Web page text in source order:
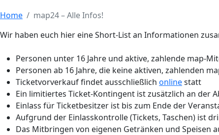
Home
map24 – Alle Infos!
Wir haben euch hier eine Short-List an Informationen
Personen unter 16 Jahre und aktive, zahlende map-
Personen ab 16 Jahre, die keine aktiven, zahlenden
Ticketvorverkauf findet ausschließlich onlinestatt
Ein limitiertes Ticket-Kontingent ist zusätzlich an der
Einlass für Ticketbesitzer ist bis zum Ende der
Aufgrund der Einlasskontrolle (Tickets, Taschen) ist
Das Mitbringen von eigenen Getränken und Speisen